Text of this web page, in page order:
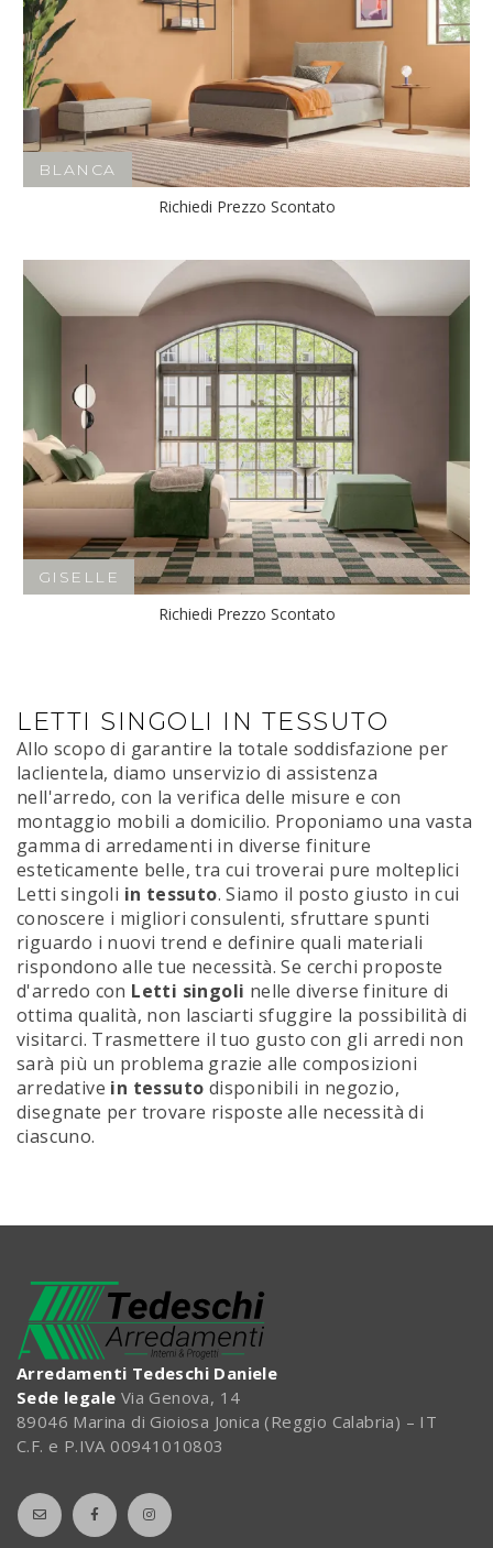
BLANCA
Richiedi Prezzo Scontato
GISELLE
Richiedi Prezzo Scontato
LETTI SINGOLI IN TESSUTO
Allo scopo di garantire la totale soddisfazione per
laclientela, diamo unservizio di assistenza
nell'arredo, con la verifica delle misure e con
montaggio mobili a domicilio. Proponiamo una vasta
gamma di arredamenti in diverse finiture
esteticamente belle, tra cui troverai pure molteplici
Letti singoli in tessuto. Siamo il posto giusto in cui
conoscere i migliori consulenti, sfruttare spunti
riguardo i nuovi trend e definire quali materiali
rispondono alle tue necessità. Se cerchi proposte
d'arredo con Letti singoli nelle diverse finiture di
ottima qualità, non lasciarti sfuggire la possibilità di
visitarci. Trasmettere il tuo gusto con gli arredi non
sarà più un problema grazie alle composizioni
arredative in tessuto disponibili in negozio,
disegnate per trovare risposte alle necessità di
ciascuno.
Arredamenti Tedeschi Daniele
Sede legale Via Genova, 14
89046 Marina di Gioiosa Jonica (Reggio Calabria) – IT
C.F. e P.IVA 00941010803